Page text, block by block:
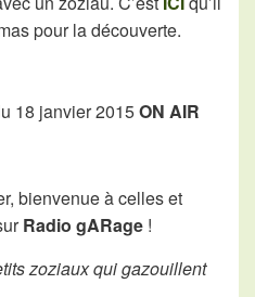
pour la découverte.
18 janvier 2015ON AIR
bienvenue à celles et
Radio gARage !
zoziaux qui gazouillent